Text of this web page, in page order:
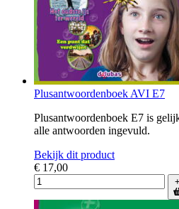
Plusantwoordenboek AVI E7
Plusantwoordenboek E7 is
alle antwoorden ingevuld.
Bekijk dit product
€ 17,00
+